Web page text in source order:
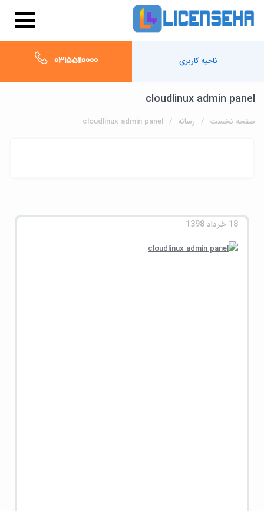
ناحیه کاربری 03155110000
cloudlinux admin panel
صفحه نخست رسانه cloudlinux admin panel
18 خرداد 1398